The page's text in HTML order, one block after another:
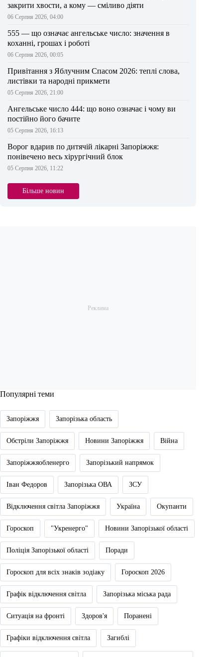
закрити хвости, а кому — сміливо діяти
06 Серпня 2026, 04:00
555 — що означає ангельське число: значення в
коханні, грошах і роботі
06 Серпня 2026, 00:05
Привітання з Яблучним Спасом 2026: теплі слова,
листівки та народні прикмети
05 Серпня 2026, 21:00
Ангельське число 444: що воно означає і чому ви
постійно його бачите
05 Серпня 2026, 16:13
Ворог вдарив по дитячій лікарні Запоріжжя:
понівечено весь хірургічний блок
05 Серпня 2026, 11:22
Більше новин
Популярні теми
Запоріжжя Запорізька область
Обстріли Запоріжжя Новини Запоріжжя Війна
Запоріжжяобленерго Запорізький напрямок
Іван Федоров Запорізька ОВА ЗСУ
Відключення світла Запоріжжя Україна Окупанти
Гороскоп "Укренерго" Новини Запорізької області
Поліція Запорізької області Поради
Гороскоп для всіх знаків зодіаку Гороскоп 2026
Графік відключення світла Запорізька міська рада
Ситуація на фронті Здоров'я Поранені
Графіки відключення світла Загиблі